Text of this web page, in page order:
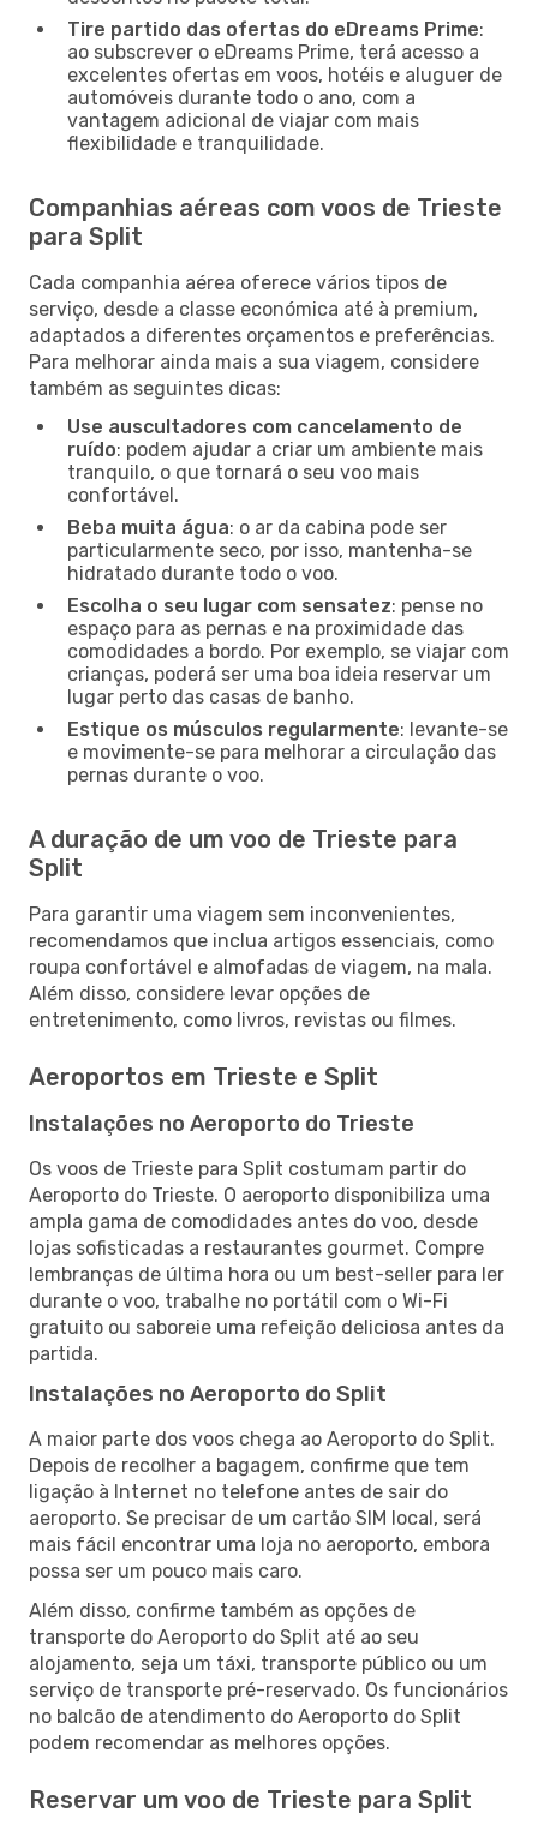
Tire partido das ofertas do eDreams Prime:
ao subscrever o eDreams Prime, terá acesso a
excelentes ofertas em voos, hotéis e aluguer de
automóveis durante todo o ano, com a
vantagem adicional de viajar com mais
flexibilidade e tranquilidade.
Companhias aéreas com voos de Trieste
para Split
Cada companhia aérea oferece vários tipos de
serviço, desde a classe económica até à premium,
adaptados a diferentes orçamentos e preferências.
Para melhorar ainda mais a sua viagem, considere
também as seguintes dicas:
Use auscultadores com cancelamento de
ruído: podem ajudar a criar um ambiente mais
tranquilo, o que tornará o seu voo mais
confortável.
Beba muita água: o ar da cabina pode ser
particularmente seco, por isso, mantenha-se
hidratado durante todo o voo.
Escolha o seu lugar com sensatez: pense no
espaço para as pernas e na proximidade das
comodidades a bordo. Por exemplo, se viajar com
crianças, poderá ser uma boa ideia reservar um
lugar perto das casas de banho.
Estique os músculos regularmente: levante-se
e movimente-se para melhorar a circulação das
pernas durante o voo.
A duração de um voo de Trieste para
Split
Para garantir uma viagem sem inconvenientes,
recomendamos que inclua artigos essenciais, como
roupa confortável e almofadas de viagem, na mala.
Além disso, considere levar opções de
entretenimento, como livros, revistas ou filmes.
Aeroportos em Trieste e Split
Instalações no Aeroporto do Trieste
Os voos de Trieste para Split costumam partir do
Aeroporto do Trieste. O aeroporto disponibiliza uma
ampla gama de comodidades antes do voo, desde
lojas sofisticadas a restaurantes gourmet. Compre
lembranças de última hora ou um best-seller para ler
durante o voo, trabalhe no portátil com o Wi-Fi
gratuito ou saboreie uma refeição deliciosa antes da
partida.
Instalações no Aeroporto do Split
A maior parte dos voos chega ao Aeroporto do Split.
Depois de recolher a bagagem, confirme que tem
ligação à Internet no telefone antes de sair do
aeroporto. Se precisar de um cartão SIM local, será
mais fácil encontrar uma loja no aeroporto, embora
possa ser um pouco mais caro.
Além disso, confirme também as opções de
transporte do Aeroporto do Split até ao seu
alojamento, seja um táxi, transporte público ou um
serviço de transporte pré-reservado. Os funcionários
no balcão de atendimento do Aeroporto do Split
podem recomendar as melhores opções.
Reservar um voo de Trieste para Split